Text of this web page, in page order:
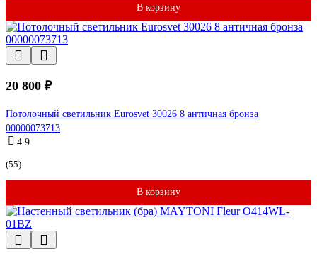
В корзину
20 800 ₽
Потолочный светильник Eurosvet 30026 8 античная бронза
00000073713
4.9
(55)
В корзину